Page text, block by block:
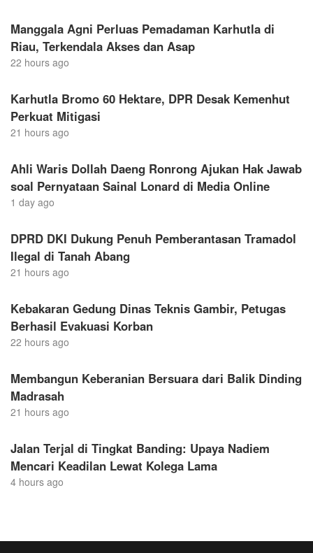
Manggala Agni Perluas Pemadaman Karhutla di
Riau, Terkendala Akses dan Asap
22 hours ago
Karhutla Bromo 60 Hektare, DPR Desak Kemenhut
Perkuat Mitigasi
21 hours ago
Ahli Waris Dollah Daeng Ronrong Ajukan Hak Jawab
soal Pernyataan Sainal Lonard di Media Online
1 day ago
DPRD DKI Dukung Penuh Pemberantasan Tramadol
Ilegal di Tanah Abang
21 hours ago
Kebakaran Gedung Dinas Teknis Gambir, Petugas
Berhasil Evakuasi Korban
22 hours ago
Membangun Keberanian Bersuara dari Balik Dinding
Madrasah
21 hours ago
Jalan Terjal di Tingkat Banding: Upaya Nadiem
Mencari Keadilan Lewat Kolega Lama
4 hours ago